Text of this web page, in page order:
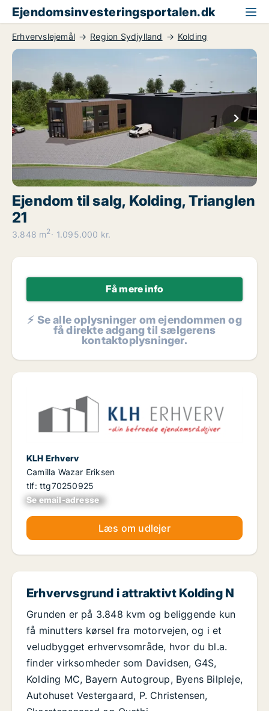
Ejendomsinvesteringsportalen.dk
Erhvervslejemål Region Sydjylland Kolding
Ejendom til salg, Kolding, Trianglen
21
3.848 m2 1.095.000 kr.
Få mere info
⚡ Se alle oplysninger om ejendommen og
få direkte adgang til sælgerens
kontaktoplysninger.
KLH Erhverv
Camilla Wazar Eriksen
tlf: ttg70250925
Se email-adresse
xxxxxxxxxxxxxxxx
Læs om udlejer
Erhvervsgrund i attraktivt Kolding N
Grunden er på 3.848 kvm og beliggende kun
få minutters kørsel fra motorvejen, og i et
veludbygget erhvervsområde, hvor du bl.a.
finder virksomheder som Davidsen, G4S,
Kolding MC, Bayern Autogroup, Byens Bilpleje,
Autohuset Vestergaard, P. Christensen,